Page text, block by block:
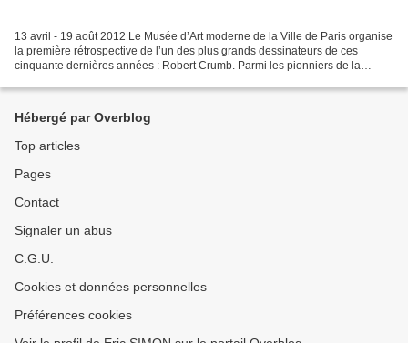
13 avril - 19 août 2012 Le Musée d’Art moderne de la Ville de Paris organise
la première rétrospective de l’un des plus grands dessinateurs de ces
cinquante dernières années : Robert Crumb. Parmi les pionniers de la
Hébergé par Overblog
Top articles
Pages
Contact
Signaler un abus
C.G.U.
Cookies et données personnelles
Préférences cookies